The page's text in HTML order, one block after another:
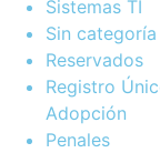
Sistemas TI
Sin categoría
Reservados
Registro
Adopción
Penales